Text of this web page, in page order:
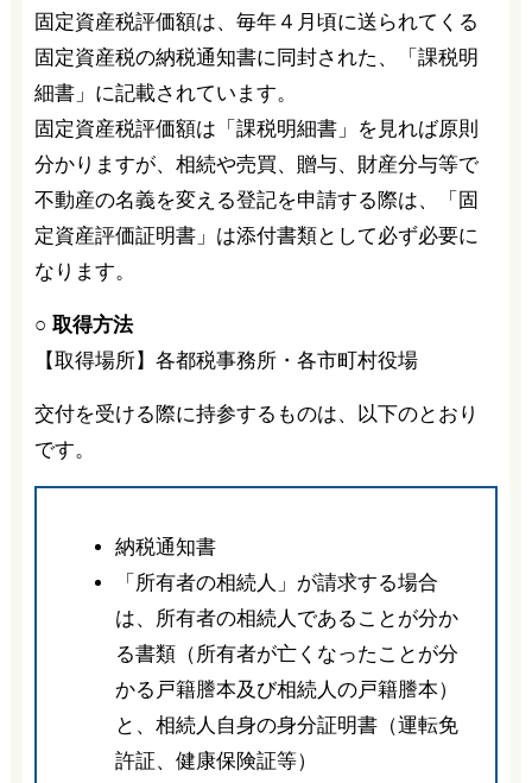
固定資産税評価額は、毎年４月頃に送られてくる
固定資産税の納税通知書に同封された、「課税明
細書」に記載されています。
固定資産税評価額は「課税明細書」を見れば原則
分かりますが、相続や売買、贈与、財産分与等で
不動産の名義を変える登記を申請する際は、「固
定資産評価証明書」は添付書類として必ず必要に
なります。
○ 取得方法
【取得場所】各都税事務所・各市町村役場
交付を受ける際に持参するものは、以下のとおり
です。
納税通知書
「所有者の相続人」が請求する場合
は、所有者の相続人であることが分か
る書類（所有者が亡くなったことが分
かる戸籍謄本及び相続人の戸籍謄本）
と、相続人自身の身分証明書（運転免
許証、健康保険証等）